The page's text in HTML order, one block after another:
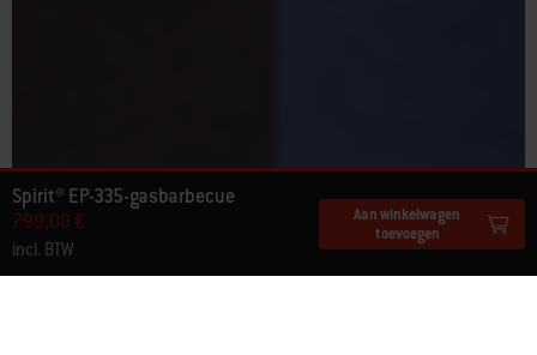
Spirit® EP-335-gasbarbecue
799,00 €
incl. BTW
Aan winkelwagen
toevoegen